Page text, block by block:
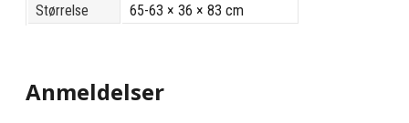
Størrelse 65-63 × 36 × 83 cm
Anmeldelser